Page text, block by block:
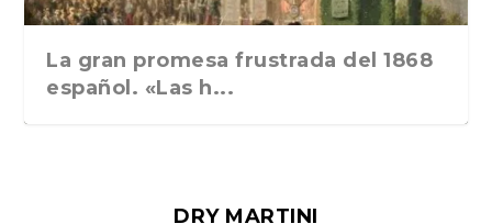
La gran promesa frustrada del 1868
español. «Las h...
DRY MARTINI